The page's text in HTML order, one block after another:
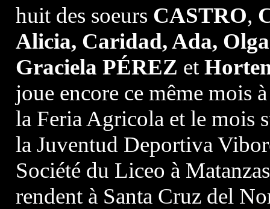
huit des soeurs CASTRO,
Alicia, Caridad, Ada,
Graciela PÉREZ et
joue encore ce même mois
la Feria Agricola et le mois
la Juventud Deportiva
Société du Liceo à
rendent à Santa Cruz del